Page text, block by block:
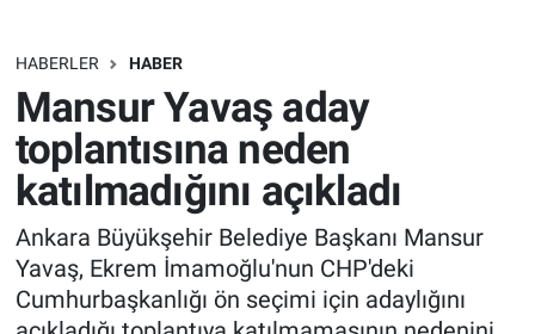
HABERLER HABER
Mansur Yavaş aday
toplantısına neden
katılmadığını açıkladı
Ankara Büyükşehir Belediye Başkanı Mansur
Yavaş, Ekrem İmamoğlu'nun CHP'deki
Cumhurbaşkanlığı ön seçimi için adaylığını
Bilim turu
Bilim ve Teknoloji Evreni
Doğa Konuşuyor
Dünya
Ege Saati
Dünya
Teknoloji
Sağlık
Spor
Yayın Akışı
Trafik Durumu
Süper Lig Puan Durumu ve Fikstür
Tüm Manşetler
Son Dakika Haberleri
Haber Arşivi